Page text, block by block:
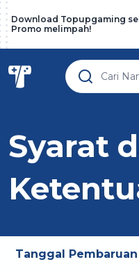
Download Topupgaming
Promo melimpah!
Syarat
Tanggal